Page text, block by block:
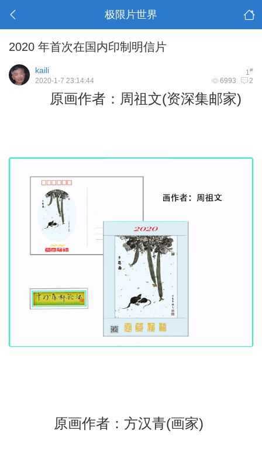
极限片世界
2020 年首次在国内印制明信片
1#
kaili
6993 2
2020-1-7 23:14:44
原画作者：周祖文(资深集邮家)
原画作者：方汉青(画家)